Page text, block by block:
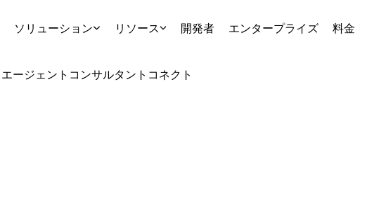
ソリューション リソース 開発者 エンタープライズ 料金
エージェント コンサルタント コネクト